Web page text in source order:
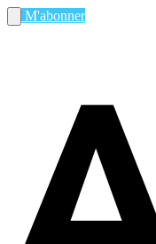
M'abonner